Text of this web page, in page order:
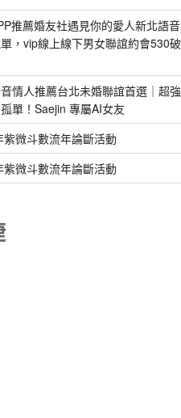
推薦婚友社遇見你的愛人新北語音
，vip線上線下男女聯誼約會530破
情人推薦台北未婚聯誼首選｜超強
單！Saejin 專屬AI女友
微斗數流年論斷活動
微斗數流年論斷活動